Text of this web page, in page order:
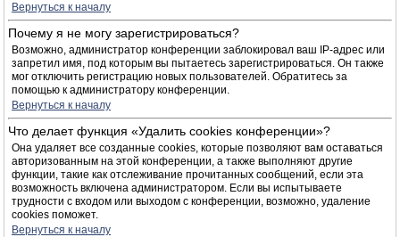
Вернуться к началу
Почему я не могу зарегистрироваться?
Возможно, администратор конференции заблокировал ваш IP-адрес или
запретил имя, под которым вы пытаетесь зарегистрироваться. Он также
мог отключить регистрацию новых пользователей. Обратитесь за
помощью к администратору конференции.
Вернуться к началу
Что делает функция «Удалить cookies конференции»?
Она удаляет все созданные cookies, которые позволяют вам оставаться
авторизованным на этой конференции, а также выполняют другие
функции, такие как отслеживание прочитанных сообщений, если эта
возможность включена администратором. Если вы испытываете
трудности с входом или выходом с конференции, возможно, удаление
cookies поможет.
Вернуться к началу